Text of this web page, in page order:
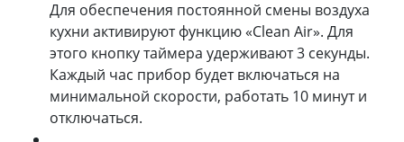
Для обеспечения постоянной смены воздуха
кухни активируют функцию «Clean Air». Для
этого кнопку таймера удерживают 3 секунды.
Каждый час прибор будет включаться на
минимальной скорости, работать 10 минут и
отключаться.